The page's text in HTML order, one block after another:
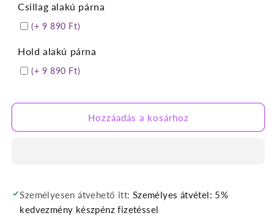
Csillag alakú párna
(+ 9 890 Ft)
Hold alakú párna
(+ 9 890 Ft)
Hozzáadás a kosárhoz
Személyesen átvehető itt: Személyes átvétel: 5%
kedvezmény készpénz fizetéssel